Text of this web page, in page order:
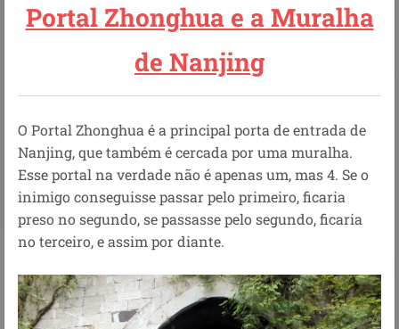
Portal Zhonghua e a Muralha
de Nanjing
O Portal Zhonghua é a principal porta de entrada de
Nanjing, que também é cercada por uma muralha.
Esse portal na verdade não é apenas um, mas 4. Se o
inimigo conseguisse passar pelo primeiro, ficaria
preso no segundo, se passasse pelo segundo, ficaria
no terceiro, e assim por diante.